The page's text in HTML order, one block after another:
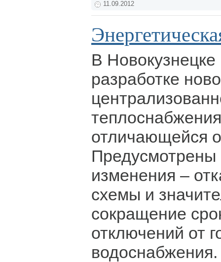
11.09.2012
В Новокузнецке
разработке
отличающейся
изменения –
схемы и
сокращение
отключений от